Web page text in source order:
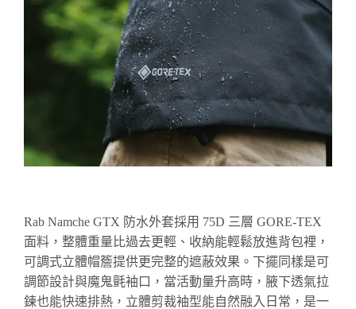
Rab Namche GTX 防水外套採用 75D 三層 GORE-TEX
面料，整體重量比過去更輕、收納能輕鬆放進背包裡，
可調式立體帽簷提供更完整的遮蔽效果。下擺同樣是可
調節設計與魔鬼氈袖口，當活動量升高時，腋下透氣拉
鍊也能快速排熱，立體剪裁袖型能自然融入日常，是一